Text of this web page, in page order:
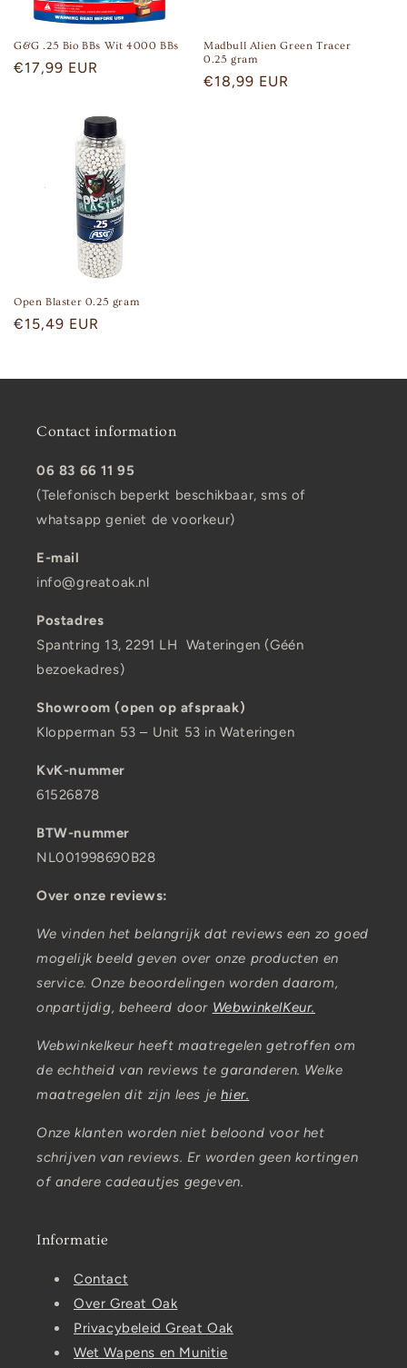
G&G .25 Bio BBs Wit 4000 BBs
Regular
€17,99 EUR
Madbull Alien Green Tracer
0.25 gram
Regular
€18,99 EUR
Open Blaster 0.25 gram
Regular
€15,49 EUR
Contact information
06 83 66 11 95
(Telefonisch beperkt beschikbaar, sms of
whatsapp geniet de voorkeur)
E-mail
info@greatoak.nl
Postadres
Spantring 13, 2291 LH Wateringen (Géén
bezoekadres)
Showroom (open op afspraak)
Klopperman 53 – Unit 53 in Wateringen
KvK-nummer
61526878
BTW-nummer
NL001998690B28
Over onze reviews:
We vinden het belangrijk dat reviews een zo goed
mogelijk beeld geven over onze producten en
service. Onze beoordelingen worden daarom,
onpartijdig, beheerd door WebwinkelKeur.
Webwinkelkeur heeft maatregelen getroffen om
de echtheid van reviews te garanderen. Welke
maatregelen dit zijn lees jehier.
Onze klanten worden niet beloond voor het
schrijven van reviews. Er worden geen kortingen
of andere cadeautjes gegeven.
Informatie
Contact
Over Great Oak
Privacybeleid Great Oak
Wet Wapens en Munitie